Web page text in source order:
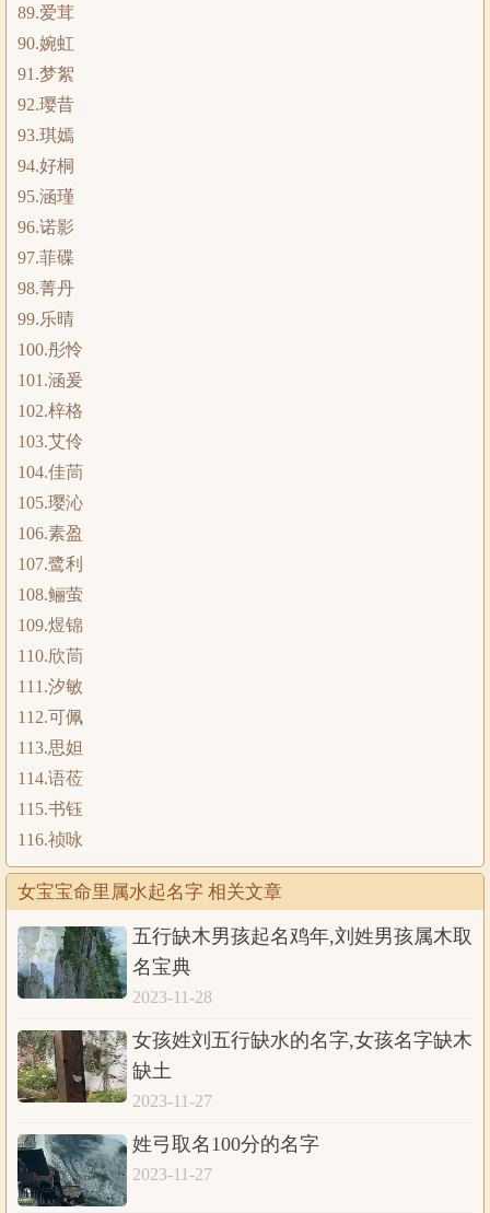
89.爱茸
90.婉虹
91.梦絮
92.璎昔
93.琪嫣
94.好桐
95.涵瑾
96.诺影
97.菲碟
98.菁丹
99.乐晴
100.彤怜
101.涵爰
102.梓格
103.艾伶
104.佳茼
105.璎沁
106.素盈
107.鹭利
108.鲡萤
109.煜锦
110.欣茼
111.汐敏
112.可佩
113.思妲
114.语莅
115.书钰
116.祯咏
女宝宝命里属水起名字 相关文章
五行缺木男孩起名鸡年,刘姓男孩属木取
名宝典
2023-11-28
女孩姓刘五行缺水的名字,女孩名字缺木
缺土
2023-11-27
姓弓取名100分的名字
2023-11-27